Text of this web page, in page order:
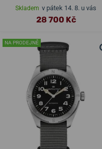
Skladem v pátek 14. 8. u vás
28 700 Kč
NA PRODEJNĚ